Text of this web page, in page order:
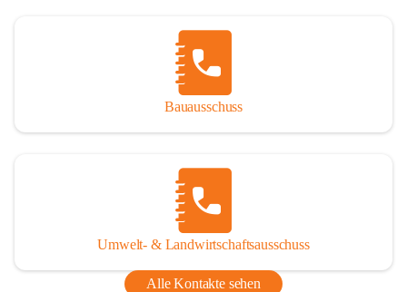
Bauausschuss
Umwelt- & Landwirtschaftsausschuss
Alle Kontakte sehen